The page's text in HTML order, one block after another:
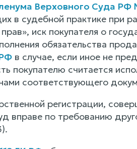
Верховного Суда
в судебной практике при
иск покупателя о
обязательства
в случае, если иное не
покупателю считается
соответствующего
регистрации,
вправе по требованию